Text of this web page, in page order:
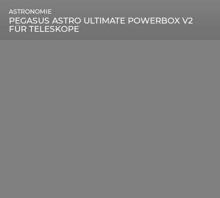
PEGASUS ASTRO ULTIMATE POWERBOX V2
FÜR TELESKOPE
ASTRONOMIE